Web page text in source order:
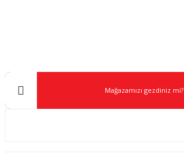
Mağazamızı gezdiniz mi?